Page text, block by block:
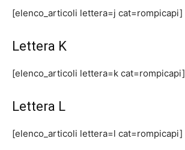
[elenco_articoli lettera=j cat=rompicapi]
Lettera K
[elenco_articoli lettera=k cat=rompicapi]
Lettera L
[elenco_articoli lettera=l cat=rompicapi]